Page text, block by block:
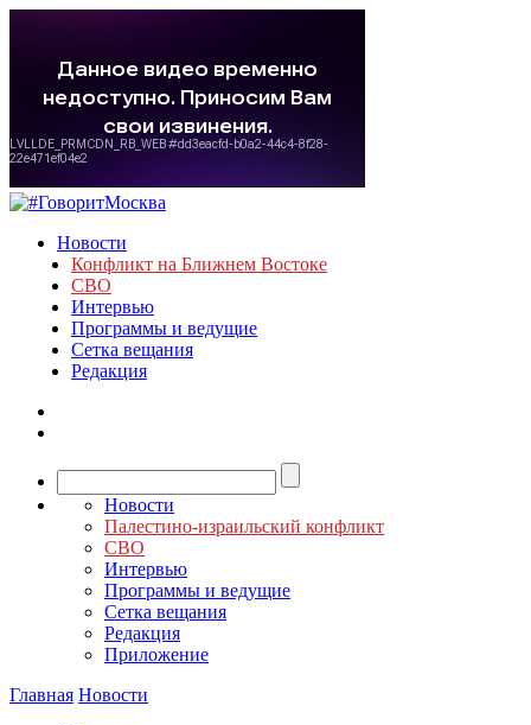
Новости
Конфликт на Ближнем Востоке
СВО
Интервью
Программы и ведущие
Сетка вещания
Редакция
Новости
Палестино-израильский конфликт
СВО
Интервью
Программы и ведущие
Сетка вещания
Редакция
Приложение
Главная Новости